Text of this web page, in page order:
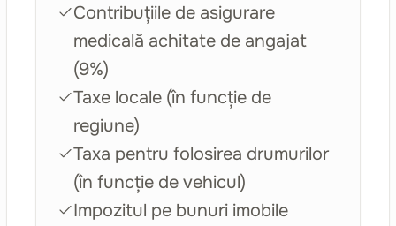
Contribuțiile de asigurare
medicală achitate de angajat
(9%)
Taxe locale (în funcție de
regiune)
Taxa pentru folosirea drumurilor
(în funcție de vehicul)
Impozitul pe bunuri imobile